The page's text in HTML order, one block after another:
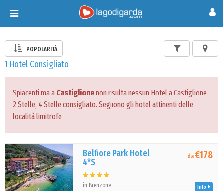
Toggle
navigation
POPOLARITÀ
1 Hotel Consigliato
Spiacenti ma a Castiglionenon risulta nessun Hotel a Castiglione
2 Stelle, 4 Stelle consigliato. Seguono gli hotel attinenti delle
località limitrofe
Belfiore Park Hotel
4*S
in Brenzone
da€178
Info